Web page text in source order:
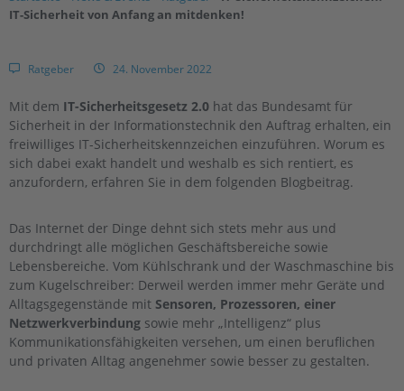
IT-Sicherheit von Anfang an mitdenken!
Ratgeber 24. November 2022
Mit dem IT-Sicherheitsgesetz 2.0 hat das Bundesamt für
Sicherheit in der Informationstechnik den Auftrag erhalten, ein
freiwilliges IT-Sicherheitskennzeichen einzuführen. Worum es
sich dabei exakt handelt und weshalb es sich rentiert, es
anzufordern, erfahren Sie in dem folgenden Blogbeitrag.
Das Internet der Dinge dehnt sich stets mehr aus und
durchdringt alle möglichen Geschäftsbereiche sowie
Lebensbereiche. Vom Kühlschrank und der Waschmaschine bis
zum Kugelschreiber: Derweil werden immer mehr Geräte und
Alltagsgegenstände mit Sensoren, Prozessoren, einer
Netzwerkverbindung sowie mehr „Intelligenz“ plus
Kommunikationsfähigkeiten versehen, um einen beruflichen
und privaten Alltag angenehmer sowie besser zu gestalten.